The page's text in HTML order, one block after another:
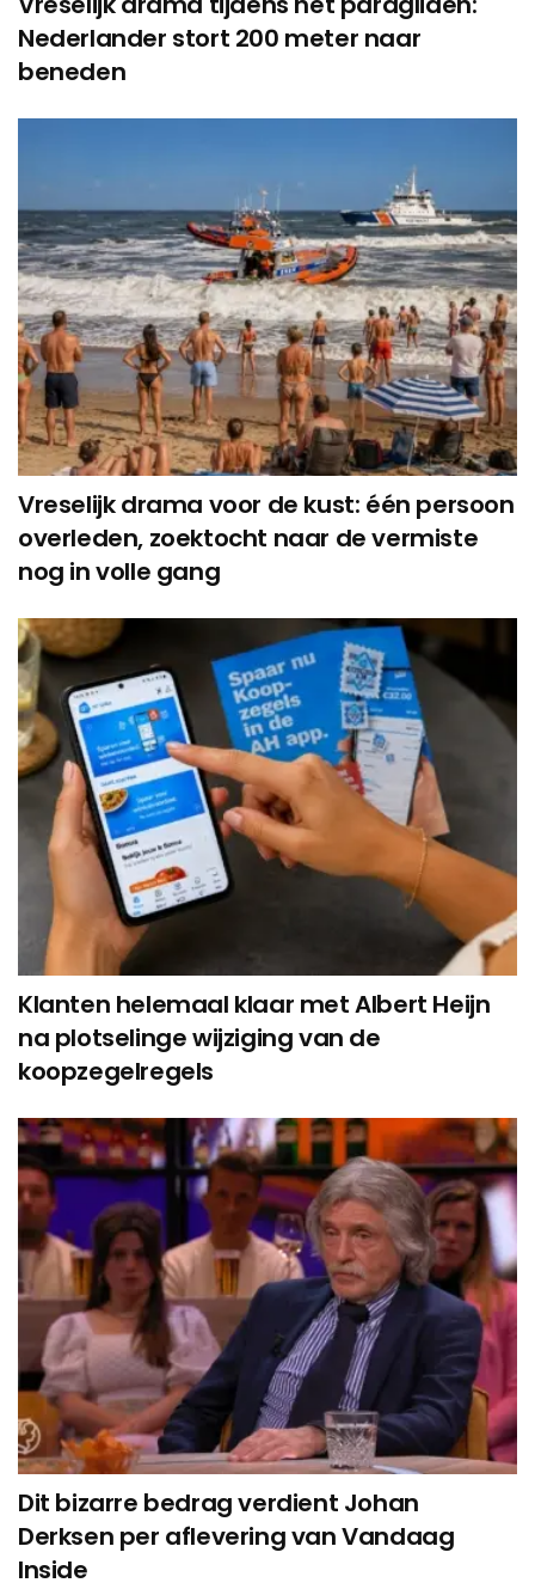
Nederlander stort 200 meter naar
beneden
Vreselijk drama voor de kust: één persoon
overleden, zoektocht naar de vermiste
nog in volle gang
Klanten helemaal klaar met Albert Heijn
na plotselinge wijziging van de
koopzegelregels
Dit bizarre bedrag verdient Johan
Derksen per aflevering van Vandaag
Inside